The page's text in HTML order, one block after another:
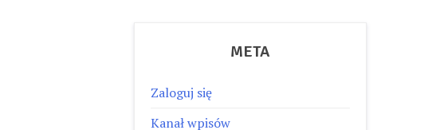
META
Zaloguj się
Kanał wpisów